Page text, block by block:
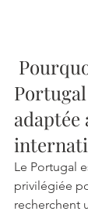
adaptée
Le Portugal
privilégiée
recherchent